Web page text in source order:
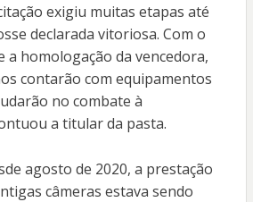
exigiu muitas etapas até
declarada vitoriosa. Com o
a homologação da vencedora,
contarão com equipamentos
no combate à
a titular da pasta.
agosto de 2020, a prestação
câmeras estava sendo